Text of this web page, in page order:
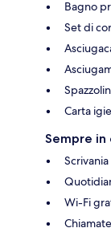
Bagno
Set di
Carta
Sempre
Scrivania
Wi-Fi